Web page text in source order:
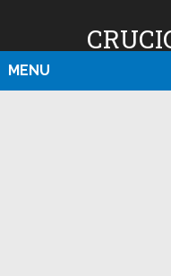
MENU